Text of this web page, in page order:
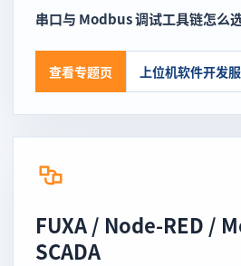
串口与 Modbus 调试工具链怎么
查看专题页 上位机软件开发
FUXA / Node-RED /
SCADA